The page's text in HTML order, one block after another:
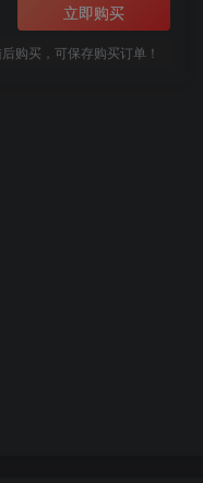
设置等等……
立即购买
购买，可保存购买订单！